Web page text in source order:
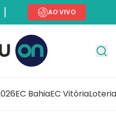
AO VIVO
EC BahiaEC Vitória